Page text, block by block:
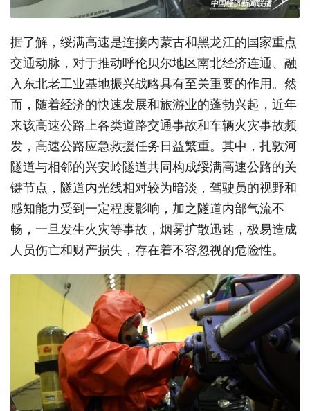
据了解， 绥满高速是连接内蒙古和黑龙江的国家重点
交通动脉，对于推动呼伦贝尔地区南北经济连通、融
入东北老工业基地振兴战略具有至关重要的作用。然
而，随着经济的快速发展和旅游业的蓬勃兴起，近年
来该高速公路上各类道路交通事故和车辆火灾事故频
发，高速公路应急救援任务日益繁重。其中，扎敦河
隧道与相邻的兴安岭隧道共同构成绥满高速公路的关
键节点， 隧道内光线相对较为暗淡，驾驶员的视野和
感知能力受到一定程度影响，加之隧道内部气流不
畅，一旦发生火灾等事故，烟雾扩散迅速，极易造成
人员伤亡和财产损失， 存在着不容忽视的危险性。